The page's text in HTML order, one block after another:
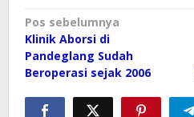
Navigasi
pos
Pos sebelumnya
Klinik Aborsi di
Pandeglang Sudah
Beroperasi sejak 2006